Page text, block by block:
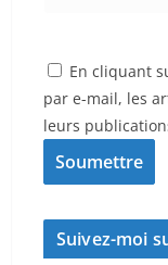
En cliquant
par e-mail, les
leurs
Suivez-moi